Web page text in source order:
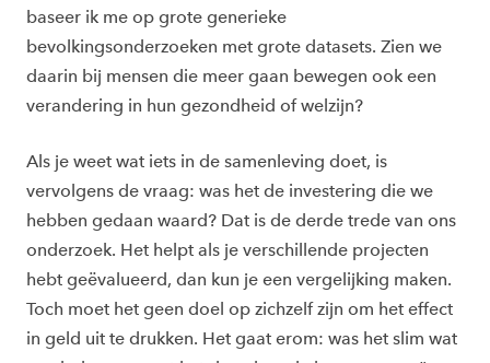
baseer ik me op grote generieke
bevolkingsonderzoeken met grote datasets. Zien we
daarin bij mensen die meer gaan bewegen ook een
verandering in hun gezondheid of welzijn?
Als je weet wat iets in de samenleving doet, is
vervolgens de vraag: was het de investering die we
hebben gedaan waard? Dat is de derde trede van ons
onderzoek. Het helpt als je verschillende projecten
hebt geëvalueerd, dan kun je een vergelijking maken.
Toch moet het geen doel op zichzelf zijn om het effect
in geld uit te drukken. Het gaat erom: was het slim wat